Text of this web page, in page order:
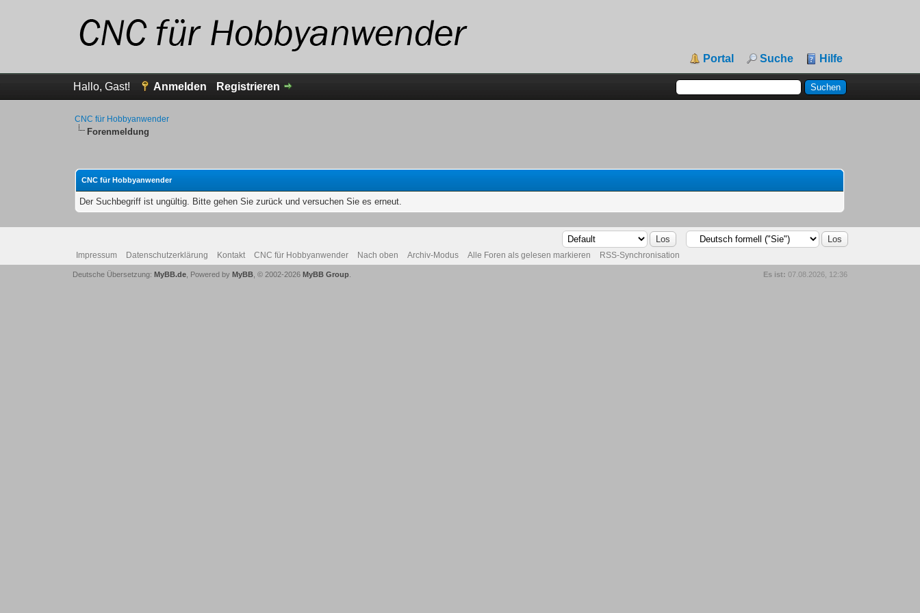
Portal Suche Hilfe
Hallo, Gast! Anmelden Registrieren
CNC für Hobbyanwender
Forenmeldung
CNC für Hobbyanwender
Der Suchbegriff ist ungültig. Bitte gehen Sie zurück und versuchen Sie es erneut.
Impressum Datenschutzerklärung Kontakt CNC für Hobbyanwender Nach oben Archiv-Modus Alle Foren als gelesen markieren RSS-Synchronisation
Es ist: 07.08.2026, 12:36
Deutsche Übersetzung: MyBB.de, Powered by MyBB, © 2002-2026 MyBB Group.